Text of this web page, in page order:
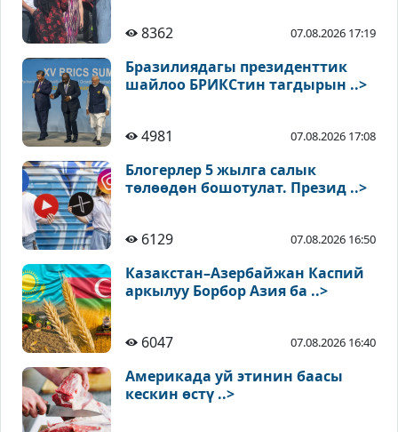
8362 07.08.2026 17:19
Бразилиядагы президенттик
шайлоо БРИКСтин тагдырын ..>
4981 07.08.2026 17:08
Блогерлер 5 жылга салык
төлөөдөн бошотулат. Презид ..>
6129 07.08.2026 16:50
Казакстан–Азербайжан Каспий
аркылуу Борбор Азия ба ..>
6047 07.08.2026 16:40
Америкада уй этинин баасы
кескин өстү ..>